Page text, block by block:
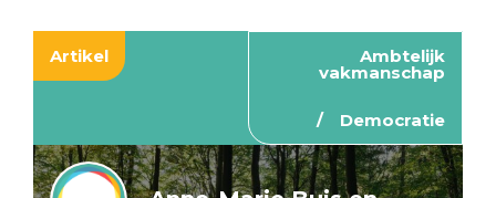
Artikel Ambtelijk
vakmanschap
Democratie